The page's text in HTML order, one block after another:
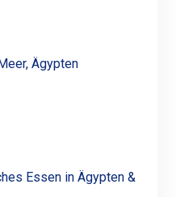
Ägypten
Essen in Ägypten &